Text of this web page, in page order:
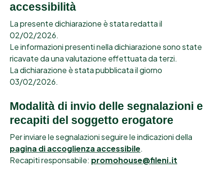
accessibilità
La presente dichiarazione è stata redatta il
02/02/2026.
Le informazioni presenti nella dichiarazione sono state
ricavate da una valutazione effettuata da terzi.
La dichiarazione è stata pubblicata il giorno
03/02/2026.
Modalità di invio delle segnalazioni e
recapiti del soggetto erogatore
Per inviare le segnalazioni seguire le indicazioni della
pagina di accoglienza accessibile.
Recapiti responsabile: promohouse@fileni.it